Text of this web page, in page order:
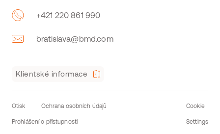
+421 220 861 990
bratislava@bmd.com
Klientské informace
Otisk Ochrana osobních údajů
Prohlášení o přístupnosti
Cookie
Settings